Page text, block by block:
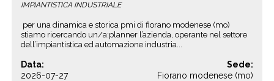
IMPIANTISTICA INDUSTRIALE
per una dinamica e storica pmi di fiorano modenese (mo)
stiamo ricercando un/a:planner l’azienda, operante nel settore
dell’impiantistica ed automazione industria...
Data:
2026-07-27
Sede:
Fiorano modenese (mo)